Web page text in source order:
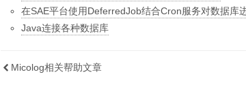
在SAE平台使用DeferredJob结合Cron服务对数据库
Java连接各种数据库
Micolog相关帮助文章